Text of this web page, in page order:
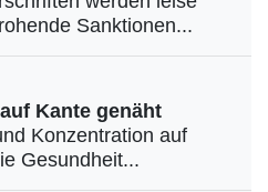
Sanktionen...
Kante genäht
Konzentration auf
Gesundheit...